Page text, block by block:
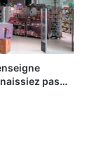
pas…